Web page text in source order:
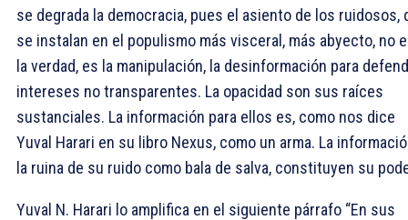
se degrada la democracia, pues el asiento de los ruidosos,
se instalan en el populismo más visceral, más abyecto, no
la verdad, es la manipulación, la desinformación para
intereses no transparentes. La opacidad son sus raíces
sustanciales. La información para ellos es, como nos dice
Yuval Harari en su libro Nexus, como un arma. La
la ruina de su ruido como bala de salva, constituyen su
Yuval N. Harari lo amplifica en el siguiente párrafo “En sus